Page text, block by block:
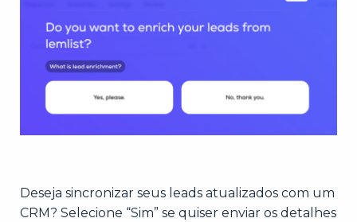
Deseja sincronizar seus leads atualizados com um
CRM? Selecione “Sim” se quiser enviar os detalhes